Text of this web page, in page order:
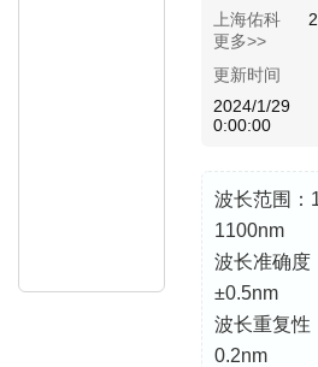
上海佑科
更多>>
更新时间
2024/1/29
0:00:00
波长范围：
1100nm
波长准确度
±0.5nm
波长重复性
0.2nm